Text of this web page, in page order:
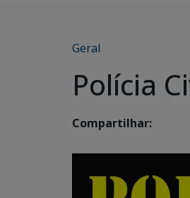
Geral
Polícia
Compartilhar: